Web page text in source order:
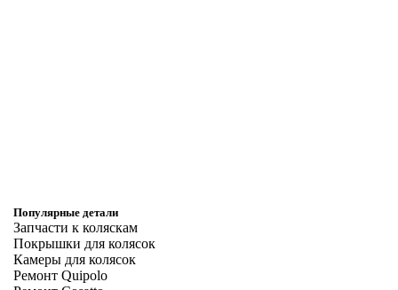
Популярные детали
Запчасти к коляскам
Покрышки для колясок
Камеры для колясок
Ремонт Quipolo